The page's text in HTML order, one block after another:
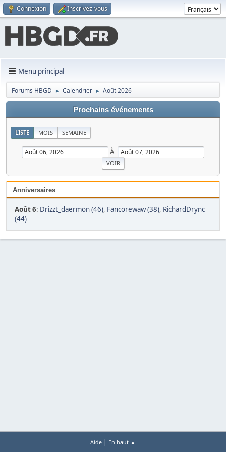
Connexion Inscrivez-vous
Menu principal
Forums HBGD ► Calendrier ► Août 2026
Prochains événements
LISTE MOIS SEMAINE
À
Anniversaires
Août 6: Drizzt_daermon (46), Fancorewaw (38), RichardDrync
(44)
Aide | En haut ▲